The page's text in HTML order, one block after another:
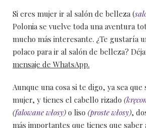
Si eres mujer ir al salón de belleza (
Polonia se vuelve toda una aventura
mucho más interesante. ¿Te gustaría
polaco para ir al salón de belleza?
mensaje de WhatsApp.
Aunque una cosa si te digo, ya sea que
mujer, y tienes el cabello rizado (
(falowane włosy) o liso (proste włosy),
más importantes que tienes que saber